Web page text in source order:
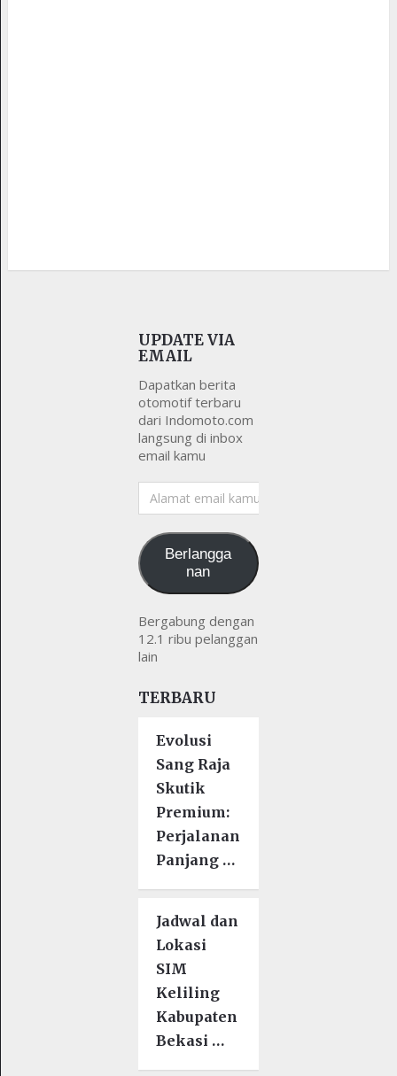
UPDATE VIA
EMAIL
Dapatkan berita
otomotif terbaru
dari Indomoto.com
langsung di inbox
email kamu
Alamat
email
Berlangga
nan
Bergabung dengan
12.1 ribu pelanggan
lain
TERBARU
Evolusi
Sang Raja
Skutik
Premium:
Perjalanan
Panjang …
Jadwal dan
Lokasi
SIM
Keliling
Kabupaten
Bekasi …